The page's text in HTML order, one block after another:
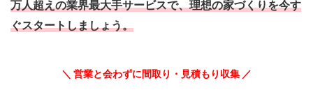
万人超えの業界最大手サービスで、理想の家づくりを今す
ぐスタートしましょう。
＼ 営業と会わずに間取り・見積もり収集 ／